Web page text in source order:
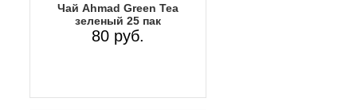
Чай Ahmad Green Tea
зеленый 25 пак
80 руб.